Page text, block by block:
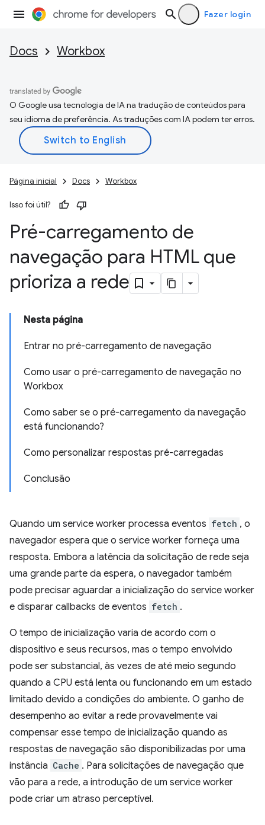
Fazer login
Docs Workbox
O Google usa tecnologia de IA na tradução de conteúdos para
seu idioma de preferência. As traduções com IA podem ter erros.
Página inicial Docs Workbox
Isso foi útil?
Pré-carregamento de
navegação para HTML que
prioriza a rede
Nesta página
Entrar no pré-carregamento de navegação
Como usar o pré-carregamento de navegação no
Workbox
Como saber se o pré-carregamento da navegação
está funcionando?
Como personalizar respostas pré-carregadas
Conclusão
Quando um service worker processa eventos fetch , o
navegador espera que o service worker forneça uma
resposta. Embora a latência da solicitação de rede seja
uma grande parte da espera, o navegador também
pode precisar aguardar a inicialização do service worker
e disparar callbacks de eventos fetch .
O tempo de inicialização varia de acordo com o
dispositivo e seus recursos, mas o tempo envolvido
pode ser substancial, às vezes de até meio segundo
quando a CPU está lenta ou funcionando em um estado
limitado devido a condições do ambiente. O ganho de
desempenho ao evitar a rede provavelmente vai
compensar esse tempo de inicialização quando as
respostas de navegação são disponibilizadas por uma
instância Cache . Para solicitações de navegação que
vão para a rede, a introdução de um service worker
pode criar um atraso perceptível.